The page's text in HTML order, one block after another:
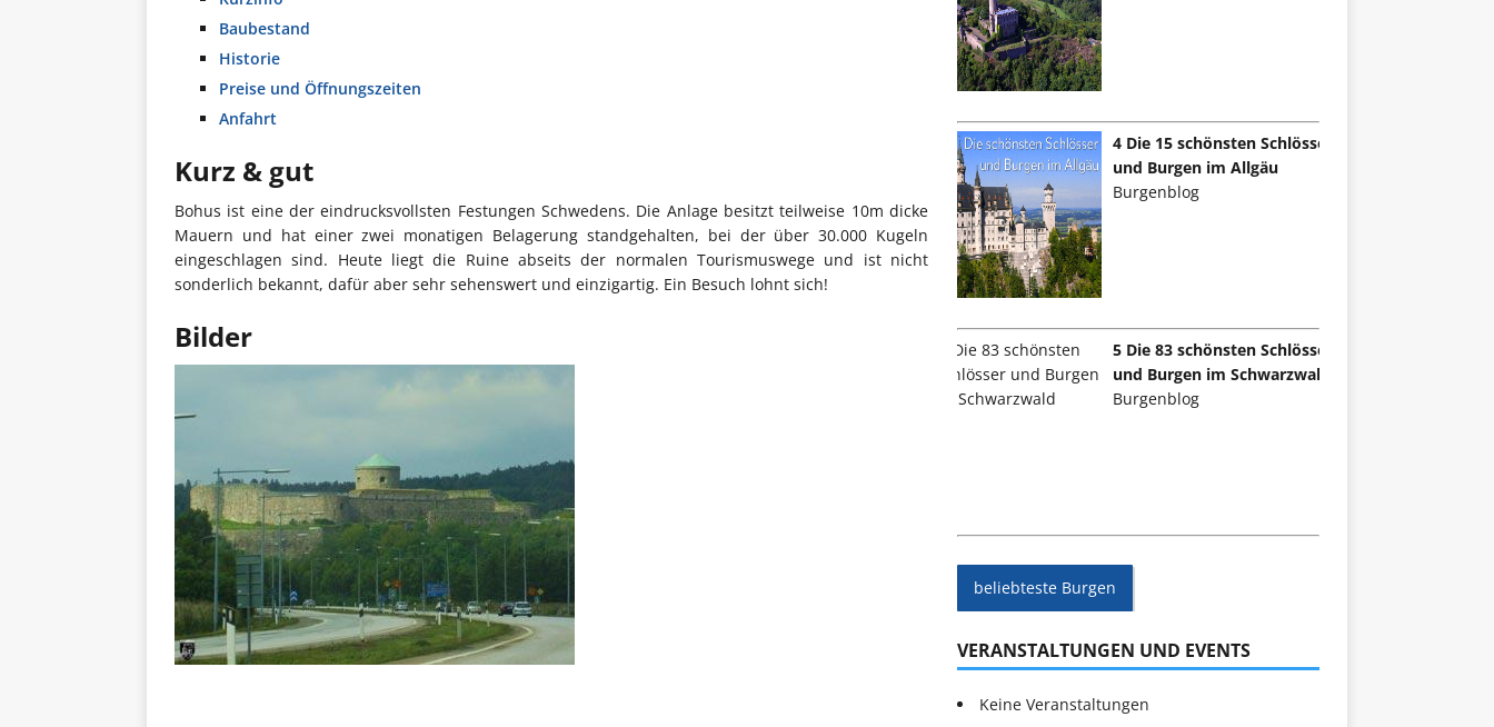
Baubestand
Historie
Preise und Öffnungszeiten
Anfahrt
Kurz & gut
Bohus ist eine der eindrucksvollsten Festungen Schwedens. Die Anlage besitzt teilweise 10m dicke
Mauern und hat einer zwei monatigen Belagerung standgehalten, bei der über 30.000 Kugeln
eingeschlagen sind. Heute liegt die Ruine abseits der normalen Tourismuswege und ist nicht
sonderlich bekannt, dafür aber sehr sehenswert und einzigartig. Ein Besuch lohnt sich!
Bilder
4 Die 15 schönsten Schlösser
und Burgen im Allgäu
Burgenblog
5 Die 83 schönsten Schlösser
und Burgen im Schwarzwald
Burgenblog
beliebteste Burgen
VERANSTALTUNGEN UND EVENTS
Keine Veranstaltungen